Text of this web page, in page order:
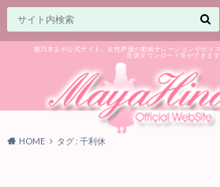
雛乃木まや公式サイト。女性声優の動画ナレーションやボイ
音源ダウンロード等ができます
HOME タグ : 千利休